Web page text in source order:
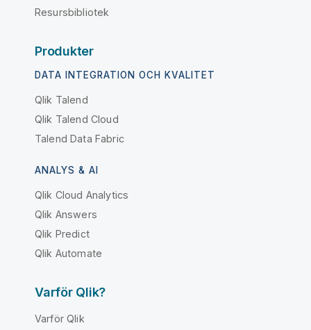
Resursbibliotek
Produkter
DATA INTEGRATION OCH KVALITET
Qlik Talend
Qlik Talend Cloud
Talend Data Fabric
ANALYS & AI
Qlik Cloud Analytics
Qlik Answers
Qlik Predict
Qlik Automate
Varför Qlik?
Varför Qlik